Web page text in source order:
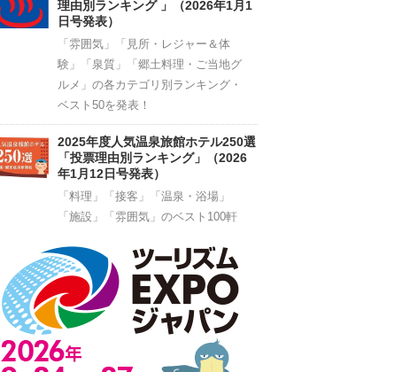
理由別ランキング 」（2026年1月1
日号発表）
「雰囲気」「見所・レジャー＆体
験」「泉質」「郷土料理・ご当地グ
ルメ」の各カテゴリ別ランキング・
ベスト50を発表！
2025年度人気温泉旅館ホテル250選
「投票理由別ランキング」（2026
年1月12日号発表）
「料理」「接客」「温泉・浴場」
「施設」「雰囲気」のベスト100軒